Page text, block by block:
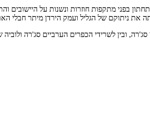
בפני מתקפות חוזרות ונשנות על היישובים
את ניתוקם של הגליל ועמק הירדן מיתר חבלי
סג'רה, ובין לשרידי הכפרים הערביים סג'רה